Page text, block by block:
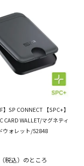
】SP CONNECT 【SPC+】
CARD WALLET/マグネティ
ウォレット/52848
（税込）のところ